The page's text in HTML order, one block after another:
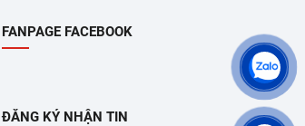
FANPAGE FACEBOOK
ĐĂNG KÝ NHẬN TIN